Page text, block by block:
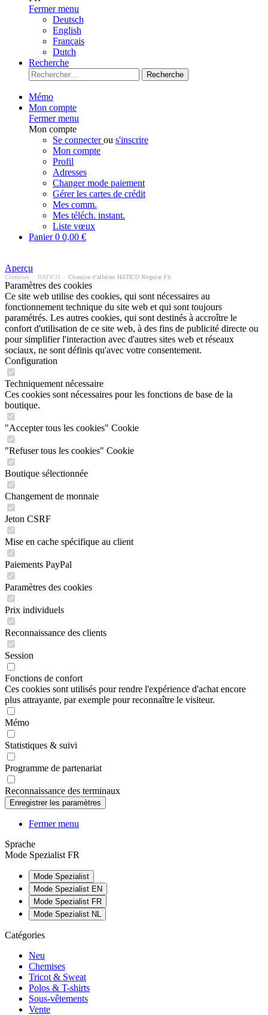
Fermer menu
Deutsch
English
Français
Dutch
Recherche
Recherche
Mémo
Mon compte
Fermer menu
Mon compte
Se connecterou s'inscrire
Mon compte
Profil
Adresses
Changer mode paiement
Gérer les cartes de crédit
Mes comm.
Mes téléch. instant.
Liste vœux
Panier0 0,00 €
Aperçu
Chemises HATICO Chemise d'affaires HATICO Regular Fit
Paramètres des cookies
Ce site web utilise des cookies, qui sont nécessaires au
fonctionnement technique du site web et qui sont toujours
paramétrés. Les autres cookies, qui sont destinés à accroître le
confort d'utilisation de ce site web, à des fins de publicité directe ou
pour simplifier l'interaction avec d'autres sites web et réseaux
sociaux, ne sont définis qu'avec votre consentement.
Configuration
Techniquement nécessaire
Ces cookies sont nécessaires pour les fonctions de base de la
boutique.
"Accepter tous les cookies" Cookie
"Refuser tous les cookies" Cookie
Boutique sélectionnée
Changement de monnaie
Jeton CSRF
Mise en cache spécifique au client
Paiements PayPal
Paramètres des cookies
Prix individuels
Reconnaissance des clients
Session
Fonctions de confort
Ces cookies sont utilisés pour rendre l'expérience d'achat encore
plus attrayante, par exemple pour reconnaître le visiteur.
Mémo
Statistiques & suivi
Programme de partenariat
Reconnaissance des terminaux
Fermer menu
Sprache
Mode Spezialist FR
Mode Spezialist
Mode Spezialist EN
Mode Spezialist FR
Mode Spezialist NL
Catégories
Neu
Chemises
Tricot & Sweat
Polos & T-shirts
Sous-vêtements
Vente